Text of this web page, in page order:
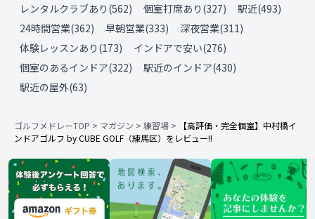
レンタルクラブあり (562) 個室打席あり (327) 駅近(493)
24時間営業(362) 早朝営業(333) 深夜営業(311)
体験レッスンあり (173) インドアで安い(276)
個室のあるインドア(322) 駅近のインドア(430)
駅近の屋外(63)
ゴルフメドレーTOP > マガジン > 練習場 >
【高評価・完全個室】中村橋イ
ンドアゴルフ by CUBE GOLF（練馬区）をレビュー!!